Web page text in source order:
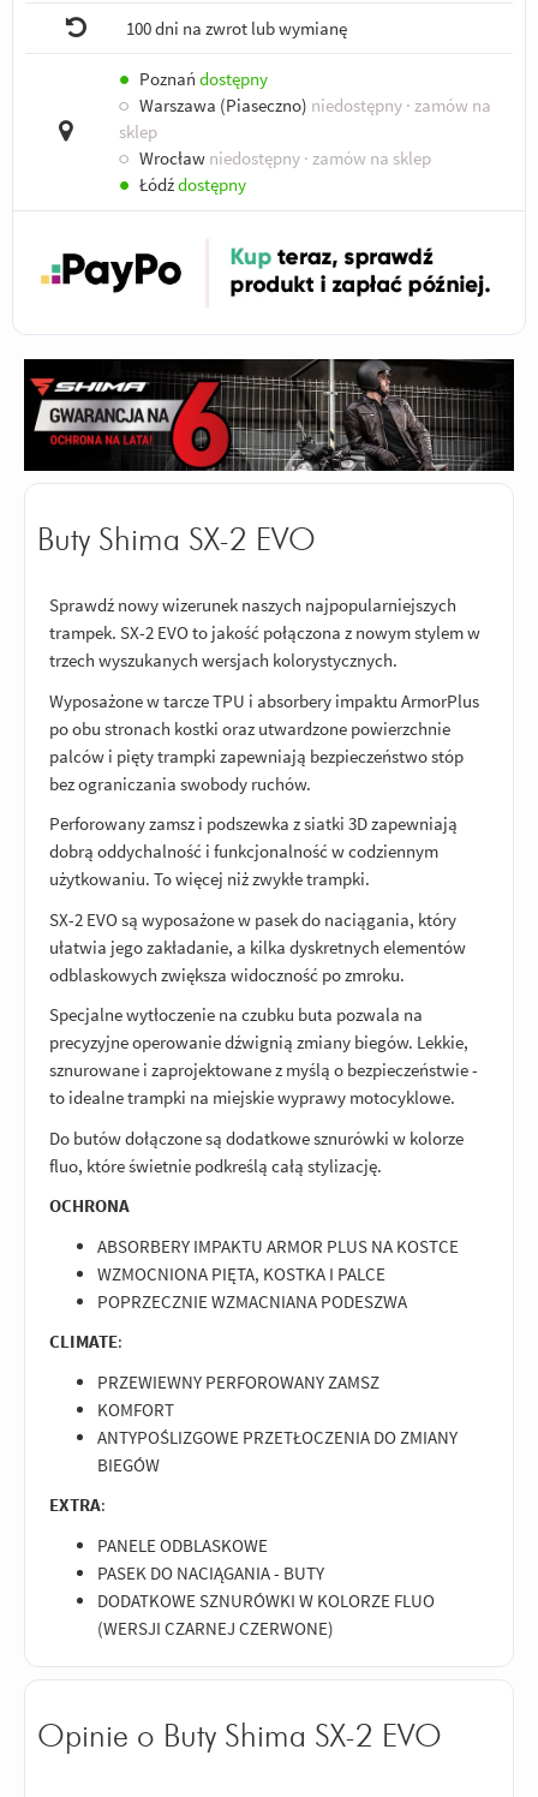
100 dni na zwrot lub wymianę
● Poznań dostępny
○ Warszawa (Piaseczno) niedostępny · zamów na
sklep
○ Wrocław niedostępny · zamów na sklep
● Łódźdostępny
Buty Shima SX-2 EVO
Sprawdź nowy wizerunek naszych najpopularniejszych
trampek. SX-2 EVO to jakość połączona z nowym stylem w
trzech wyszukanych wersjach kolorystycznych.
Wyposażone w tarcze TPU i absorbery impaktu ArmorPlus
po obu stronach kostki oraz utwardzone powierzchnie
palców i pięty trampki zapewniają bezpieczeństwo stóp
bez ograniczania swobody ruchów.
Perforowany zamsz i podszewka z siatki 3D zapewniają
dobrą oddychalność i funkcjonalność w codziennym
użytkowaniu. To więcej niż zwykłe trampki.
SX-2 EVO są wyposażone w pasek do naciągania, który
ułatwia jego zakładanie, a kilka dyskretnych elementów
odblaskowych zwiększa widoczność po zmroku.
Specjalne wytłoczenie na czubku buta pozwala na
precyzyjne operowanie dźwignią zmiany biegów. Lekkie,
sznurowane i zaprojektowane z myślą o bezpieczeństwie -
to idealne trampki na miejskie wyprawy motocyklowe.
Do butów dołączone są dodatkowe sznurówki w kolorze
fluo, które świetnie podkreślą całą stylizację.
OCHRONA
ABSORBERY IMPAKTU ARMOR PLUS NA KOSTCE
WZMOCNIONA PIĘTA, KOSTKA I PALCE
POPRZECZNIE WZMACNIANA PODESZWA
CLIMATE:
PRZEWIEWNY PERFOROWANY ZAMSZ
KOMFORT
ANTYPOŚLIZGOWE PRZETŁOCZENIA DO ZMIANY
BIEGÓW
EXTRA:
PANELE ODBLASKOWE
PASEK DO NACIĄGANIA - BUTY
DODATKOWE SZNURÓWKI W KOLORZE FLUO
(WERSJI CZARNEJ CZERWONE)
Opinie o Buty Shima SX-2 EVO